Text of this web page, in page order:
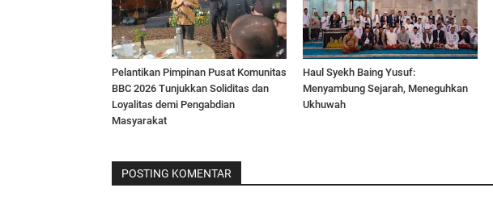
Pelantikan Pimpinan Pusat Komunitas
BBC 2026 Tunjukkan Soliditas dan
Loyalitas demi Pengabdian
Masyarakat
Haul Syekh Baing Yusuf:
Menyambung Sejarah, Meneguhkan
Ukhuwah
POSTING KOMENTAR